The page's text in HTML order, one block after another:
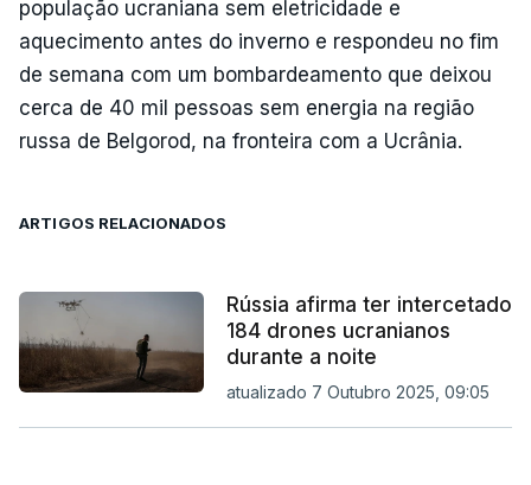
população ucraniana sem eletricidade e
aquecimento antes do inverno e respondeu no fim
de semana com um bombardeamento que deixou
cerca de 40 mil pessoas sem energia na região
russa de Belgorod, na fronteira com a Ucrânia.
ARTIGOS RELACIONADOS
Rússia afirma ter intercetado
184 drones ucranianos
durante a noite
atualizado 7 Outubro 2025, 09:05